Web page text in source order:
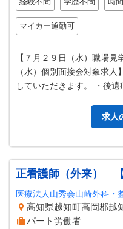
マイカー通勤可
【７月２９日（水）職場
（水）個別面接会対象求
していただきます。 ・後遺
求人
正看護師（外来） 【
医療法人山秀会山崎外科・
高知県越知町高岡郡越
パート労働者